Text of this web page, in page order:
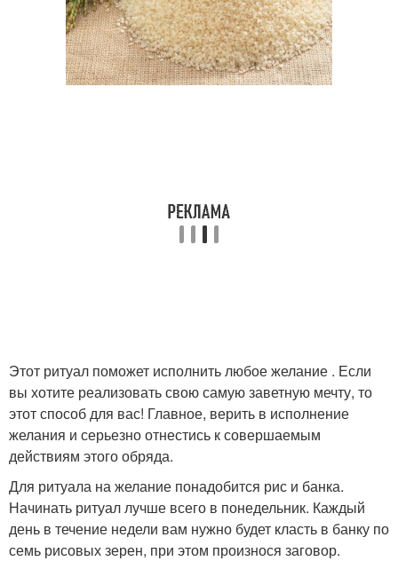
Этот ритуал поможет исполнить любое желание . Если
вы хотите реализовать свою самую заветную мечту, то
этот способ для вас! Главное, верить в исполнение
желания и серьезно отнестись к совершаемым
действиям этого обряда.
Для ритуала на желание понадобится рис и банка.
Начинать ритуал лучше всего в понедельник. Каждый
день в течение недели вам нужно будет класть в банку по
семь рисовых зерен, при этом произнося заговор.